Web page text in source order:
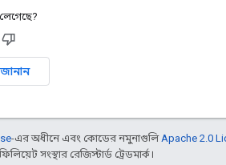
-এর অধীনে এবং কোডের নমুনাগুলি Apache 2.0
সংস্থার রেজিস্টার্ড ট্রেডমার্ক।